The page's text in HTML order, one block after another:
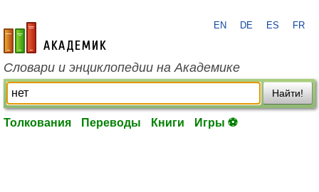
academic.ru
EN DE ES FR
Словари и энциклопедии на Академике
Найти!
Толкования Переводы Книги Игры ⚽